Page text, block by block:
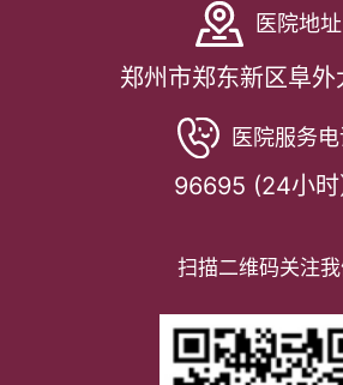
医院地址
郑州市郑东新区阜外
医院服务
96695 (24小时
扫描二维码关注我